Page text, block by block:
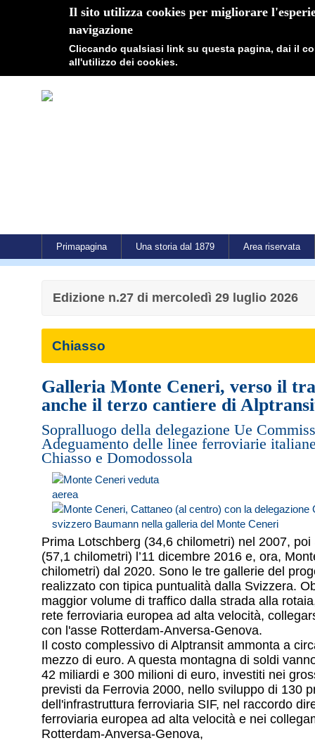
Il sito utilizza cookies per migliorare
navigazione
Cliccando qualsiasi link su questa pagina, dai il
all'utilizzo dei cookies.
Primapagina Una storia dal 1879 Area riservata
Edizione n.27 di mercoledì 29 luglio 2026
Chiasso
Galleria Monte Ceneri, verso il
anche il terzo cantiere di
Sopralluogo della delegazione Ue
Adeguamento delle linee ferroviarie
Chiasso e Domodossola
Prima Lotschberg (34,6 chilometri) nel 2007,
(57,1 chilometri) l’11 dicembre 2016 e, ora,
chilometri) dal 2020. Sono le tre gallerie del
realizzato con tipica puntualità dalla Svizzera.
maggior volume di traffico dalla strada alla
rete ferroviaria europea ad alta velocità,
con l'asse Rotterdam-Anversa-Genova.
Il costo complessivo di Alptransit ammonta a
mezzo di euro. A questa montagna di soldi
42 miliardi e 300 milioni di euro, investiti nei
previsti da Ferrovia 2000, nello sviluppo di 130
dell'infrastruttura ferroviaria SIF, nel raccordo
ferroviaria europea ad alta velocità e nei
Rotterdam-Anversa-Genova,